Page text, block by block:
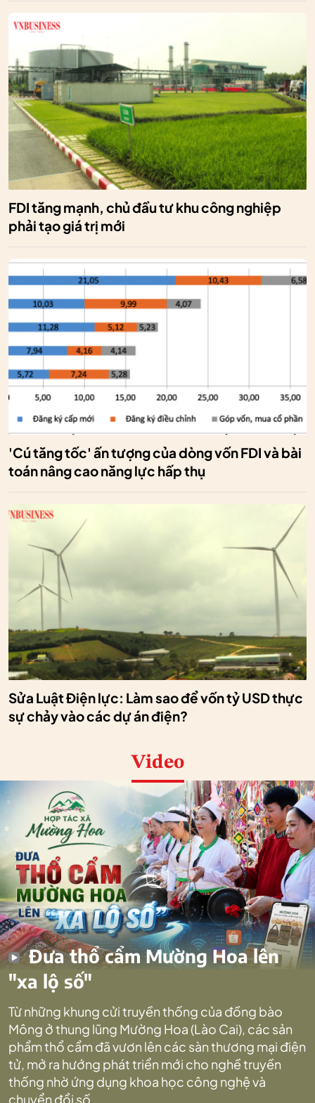
FDI tăng mạnh, chủ đầu tư khu công nghiệp
phải tạo giá trị mới
'Cú tăng tốc' ấn tượng của dòng vốn FDI và bài
toán nâng cao năng lực hấp thụ
Sửa Luật Điện lực: Làm sao để vốn tỷ USD thực
sự chảy vào các dự án điện?
Video
Đưa thổ cẩm Mường Hoa lên
"xa lộ số"
Từ những khung cửi truyền thống của đồng bào
Mông ở thung lũng Mường Hoa (Lào Cai), các sản
phẩm thổ cẩm đã vươn lên các sàn thương mại điện
tử, mở ra hướng phát triển mới cho nghề truyền
thống nhờ ứng dụng khoa học công nghệ và
chuyển đổi số.